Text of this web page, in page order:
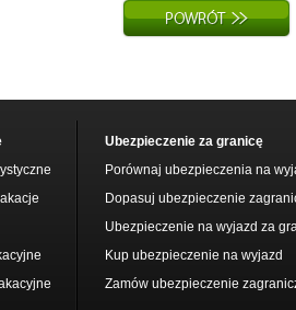
Ubezpieczenie za granicę
Porównaj ubezpieczenia na
Dopasuj ubezpieczenie
Ubezpieczenie na wyjazd za
Kup ubezpieczenie na wyjazd
Zamów ubezpieczenie